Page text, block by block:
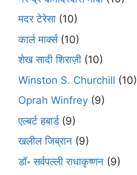
मदर टेरेसा (10)
कार्ल मार्क्स(10)
शेख सादी शिराज़ी (10)
Winston S. Churchill (10)
Oprah Winfrey (9)
एल्बर्ट हबार्ड(9)
खलील जिब्रान (9)
डॉ॰ सर्वपल्ली राधाकृष्णन (9)